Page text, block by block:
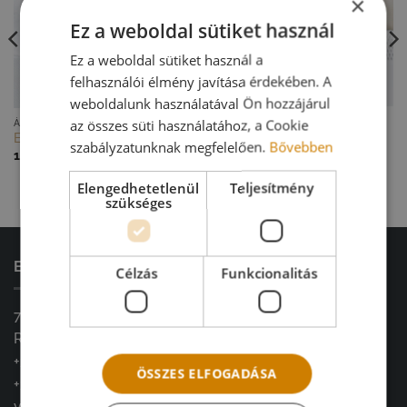
GYORS NÉZET
ÁLTALÁNOS LAKÁSDEKORÁCIÓ
Eukaliptusz koszorú
18 500
GYORS NÉZET
LAKÁSDEKORÁCIÓ
Ajtódísz – színes ammóbium
koszorú
29 900Ft
ELÉRHETŐSÉGEINK
7900, Szigetvár
Radován tér 4.
+36 20 966 3426
+36 30 261 0308
×
Ez a weboldal sütiket használ
Ez a weboldal sütiket használ a
felhasználói élmény javítása érdekében. A
weboldalunk használatával Ön hozzájárul
az összes süti használatához, a Cookie
szabályzatunknak megfelelően. Bővebben
Elengedhetetlenül
szükséges
Teljesítmény
Célzás Funkcionalitás
ÖSSZES ELFOGADÁSA